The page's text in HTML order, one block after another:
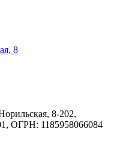
8
8-202,
ОГРН: 1185958066084